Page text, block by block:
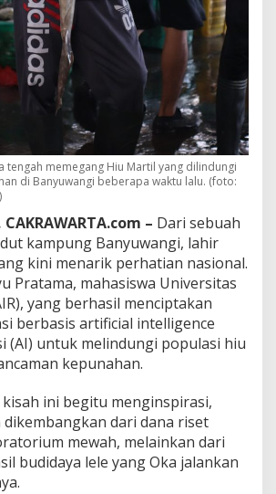
a
k
n
A
I
y
e
l
m
a
t
H
i
u
,
L
a
h
r
d
a
r
i
U
tengah memegang Hiu Martil yang dilindungi
di Banyuwangi beberapa waktu lalu. (foto:
– Dari sebuah
kampung Banyuwangi, lahir
kini menarik perhatian nasional.
Pratama, mahasiswa Universitas
yang berhasil menciptakan
berbasis artificial intelligence
(AI) untuk melindungi populasi hiu
kepunahan.
ini begitu menginspirasi,
dikembangkan dari dana riset
mewah, melainkan dari
budidaya lele yang Oka jalankan